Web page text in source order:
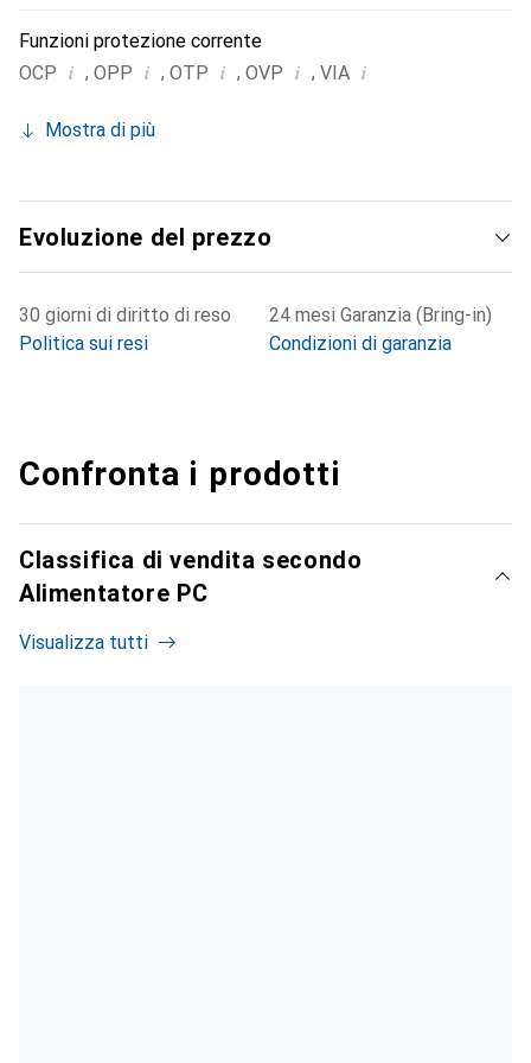
Funzioni protezione corrente
OCP i , OPP i , OTP i , OVP i , VIA i
Mostra di più
Evoluzione del prezzo
30 giorni di diritto di reso
Politica sui resi
24 mesi Garanzia (Bring-in)
Condizioni di garanzia
Confronta i prodotti
Classifica di vendita secondo
Alimentatore PC
Visualizza tutti